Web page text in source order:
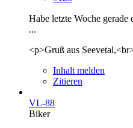
Habe letzte Woche gerade
...
<p>Gruß aus
Inhalt melden
Zitieren
VL-88
Biker